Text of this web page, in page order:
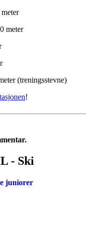
meter
(treningsstevne)
!
- Ski
juniorer